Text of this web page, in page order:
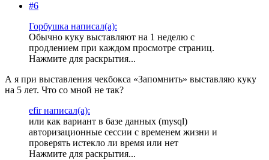
#6
Горбушка написал(а):
Обычно куку выставляют на 1 неделю с
продлением при каждом просмотре страниц.
Нажмите для раскрытия...
А я при выставления чекбокса «Запомнить» выставляю куку
на 5 лет. Что со мной не так?
efir написал(а):
или как вариант в базе данных (mysql)
авторизационные сессии с временем жизни и
проверять истекло ли время или нет
Нажмите для раскрытия...